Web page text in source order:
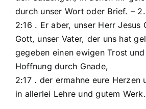
durch unser Wort oder Brief. –
2:16 . Er aber, unser Herr Jesus
Gott, unser Vater, der uns hat
gegeben einen ewigen Trost
Hoffnung durch Gnade,
2:17 . der ermahne eure Herzen
in allerlei Lehre und gutem Werk.